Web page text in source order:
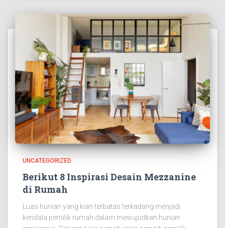
UNCATEGORIZED
Berikut 8 Inspirasi Desain Mezzanine
di Rumah
Luas hunian yang kian terbatas terkadang menjadi
kendala pemilik rumah dalam mewujudkan hunian